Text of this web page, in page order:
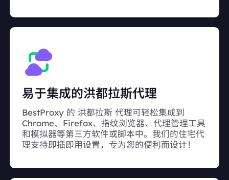
易于集成的洪都拉斯代理
BestProxy 的 洪都拉斯 代理可轻松集成到
Chrome、Firefox、指纹浏览器、代理管理工具
和模拟器等第三方软件或脚本中。我们的住宅代
理支持即插即用设置，专为您的便利而设计！